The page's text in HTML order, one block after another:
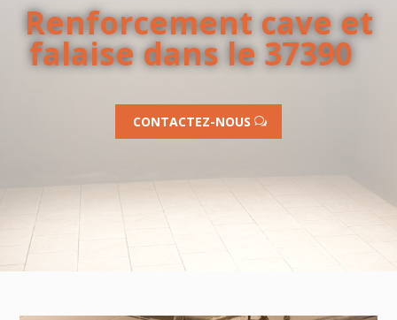
Renforcement cave et
falaise dans le 37390
CONTACTEZ-NOUS